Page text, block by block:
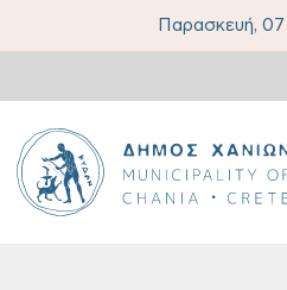
Παρασκευή, 07